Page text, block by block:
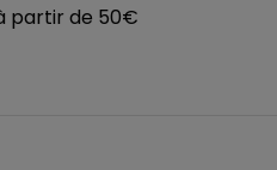
partir de 50€